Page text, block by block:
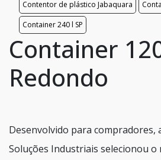
Contentor de plástico Jabaquara
Container 240 l SP
Container
Redondo
Desenvolvido para compradores,
Soluções Industriais selecionou